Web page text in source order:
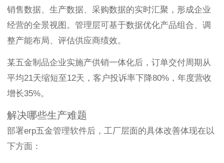
销售数据、生产数据、采购数据的实时汇聚，形成企业
经营的全景视图。管理层可基于数据优化产品组合、调
整产能布局、评估供应商绩效。
某五金制品企业实施产供销一体化后，订单交付周期从
平均21天缩短至12天，客户投诉率下降80%，年度营收
增长35%。
解决哪些生产难题
部署erp五金管理软件后，工厂层面的具体改善体现在以
下方面：